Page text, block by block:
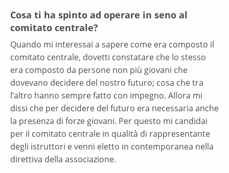
Cosa ti ha spinto ad operare in seno al
comitato centrale?
Quando mi interessai a sapere come era composto il
comitato centrale, dovetti constatare che lo stesso
era composto da persone non più giovani che
dovevano decidere del nostro futuro; cosa che tra
l’altro hanno sempre fatto con impegno. Allora mi
dissi che per decidere del futuro era necessaria anche
la presenza di forze giovani. Per questo mi candidai
per il comitato centrale in qualità di rappresentante
degli istruttori e venni eletto in contemporanea nella
direttiva della associazione.